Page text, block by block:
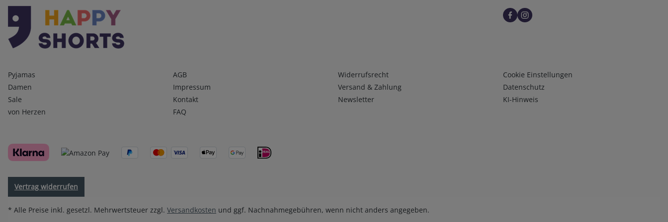
Kategorien
Pyjamas
Damen
Sale
von Herzen
Infos 1
AGB
Impressum
Kontakt
FAQ
Infos 2
Widerrufsrecht
Versand & Zahlung
Newsletter
Infos 3
Cookie Einstellungen
Datenschutz
KI-Hinweis
Vertrag widerrufen
* Alle Preise inkl. gesetzl. Mehrwertsteuer zzgl. Versandkosten und ggf. Nachnahmegebühren, wenn nicht anders angegeben.